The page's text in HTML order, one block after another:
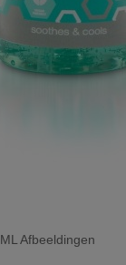
Afbeeldingen